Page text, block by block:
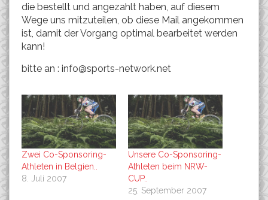
die bestellt und angezahlt haben, auf diesem
Wege uns mitzuteilen, ob diese Mail angekommen
ist, damit der Vorgang optimal bearbeitet werden
kann!
bitte an : info@sports-network.net
Zwei Co-Sponsoring-
Athleten in Belgien..
8. Juli 2007
Unsere Co-Sponsoring-
Athleten beim NRW-
CUP..
25. September 2007